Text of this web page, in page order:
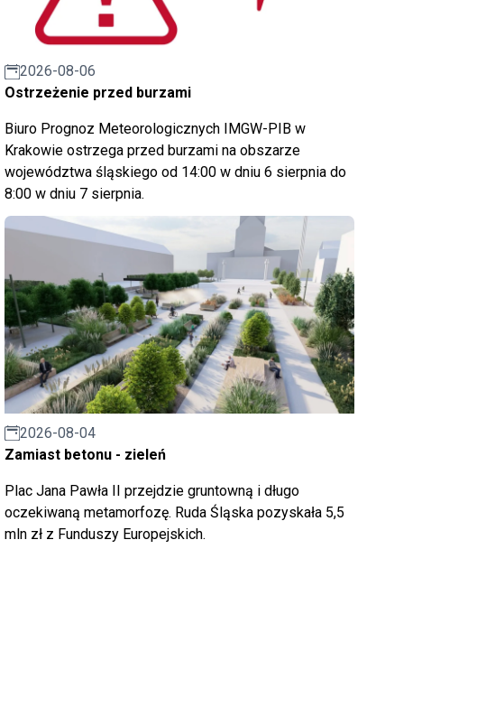
2026-08-06
Ostrzeżenie przed burzami
Biuro Prognoz Meteorologicznych IMGW-PIB w
Krakowie ostrzega przed burzami na obszarze
województwa śląskiego od 14:00 w dniu 6 sierpnia do
8:00 w dniu 7 sierpnia.
2026-08-04
Zamiast betonu - zieleń
Plac Jana Pawła II przejdzie gruntowną i długo
oczekiwaną metamorfozę. Ruda Śląska pozyskała 5,5
mln zł z Funduszy Europejskich.